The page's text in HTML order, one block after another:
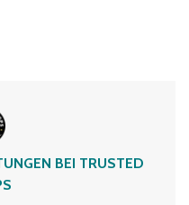
BEI TRUSTED